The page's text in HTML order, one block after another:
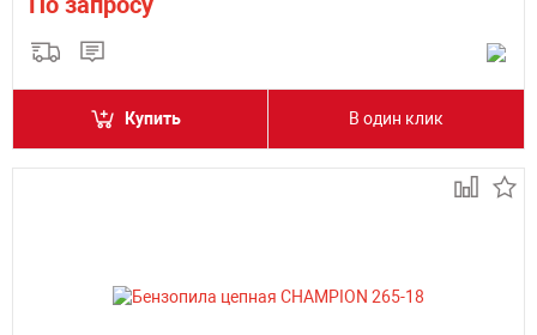
Купить В один клик